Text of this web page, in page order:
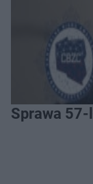
Sprawa 57-